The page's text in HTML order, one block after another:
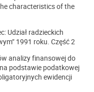
characteristics of the
Udział radzieckich
1991 roku. Część 2
analizy finansowej do
podstawie podatkowej
ewidencji